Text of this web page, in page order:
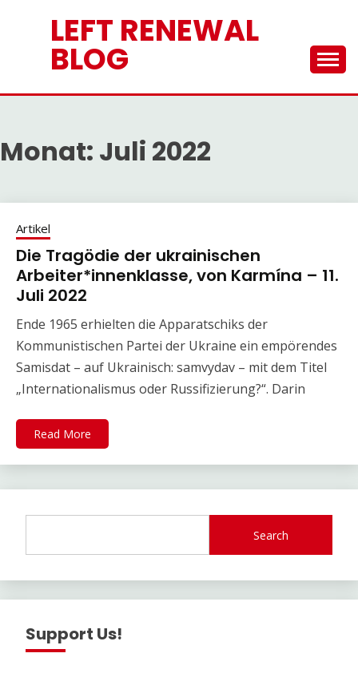
LEFT RENEWAL
BLOG
Monat: Juli 2022
Artikel
Die Tragödie der ukrainischen
Arbeiter*innenklasse, von Karmína – 11.
Juli 2022
Ende 1965 erhielten die Apparatschiks der
Kommunistischen Partei der Ukraine ein empörendes
Samisdat – auf Ukrainisch: samvydav – mit dem Titel
„Internationalismus oder Russifizierung?“. Darin
Read More
Search
Support Us!